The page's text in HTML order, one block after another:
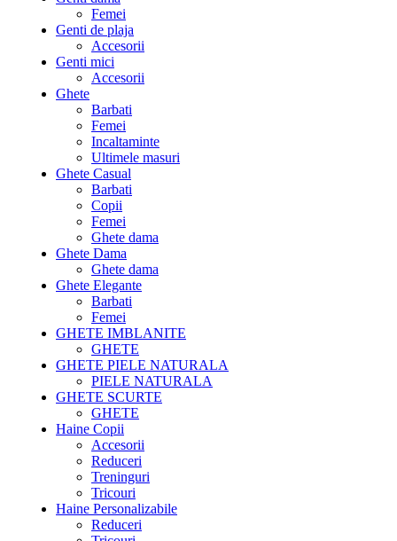
Femei
Genti de plaja
Accesorii
Genti mici
Accesorii
Ghete
Barbati
Femei
Incaltaminte
Ultimele masuri
Ghete Casual
Barbati
Copii
Femei
Ghete dama
Ghete Dama
Ghete dama
Ghete Elegante
Barbati
Femei
GHETE IMBLANITE
GHETE
GHETE PIELE NATURALA
PIELE NATURALA
GHETE SCURTE
GHETE
Haine Copii
Accesorii
Reduceri
Treninguri
Tricouri
Haine Personalizabile
Reduceri